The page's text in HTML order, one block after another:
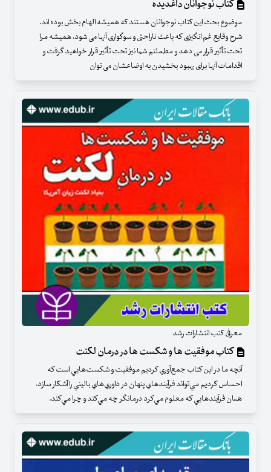
کتاب نوجوانان داغدیده
موضوع بحث این کتاب نوجوانان هستند که همیشه الهام بخش بوده اند.
شرح وقایع غم انگیزی که باعث ناراحتی و سوگواری آنها می شود، همیشه مرا
تحت تأثیر قرار می دهد و مطمئنم شما نیز تحت تأثیر قرار خواهید گرفت و
اقدامات آنها برای بهبود بخشیدن به اوضاعشان می توان
معرفی کتب انتشارات رشد
کتاب موفقیت ها و شکست ها در درمان لکنت
آنچه ما در اين كتاب جمع‌آوري كرديم موفقيت و شكست‌هايي است كه
احساس كرديم مي‌تواند فرآيندهاي پنهان در داوري‌هاي باليني را آشكار سازد‎،
همان فرآيندهايي كه معلوم مي‌كرد درمانگر چه مي‌كند و چرا مي‌كند.